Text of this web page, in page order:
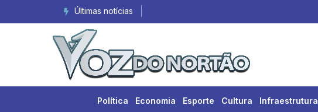
Últimas notícias
Política Economia Esporte Cultura Infraestrutura